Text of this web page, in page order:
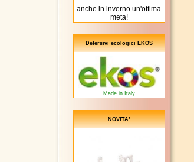
anche in inverno un'ottima
meta!
Detersivi ecologici EKOS
Made in Italy